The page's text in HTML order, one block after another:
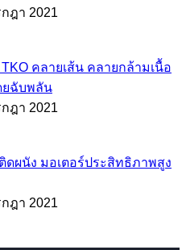
ฎา 2021
คลายเส้น คลายกล้ามเนื้อ
ยฉับพลัน
ฎา 2021
ดผนัง มอเตอร์ประสิทธิภาพสูง
ฎา 2021